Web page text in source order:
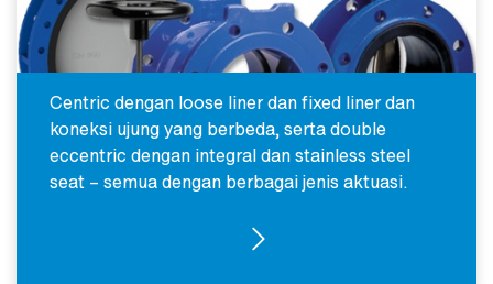
Centric dengan loose liner dan fixed liner dan
koneksi ujung yang berbeda, serta double
eccentric dengan integral dan stainless steel
seat – semua dengan berbagai jenis aktuasi.
BUTTERFLY VALVES